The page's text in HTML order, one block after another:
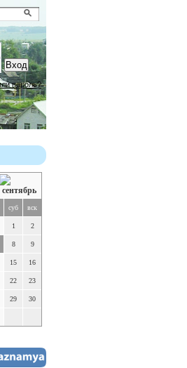
пароль?
суб вск
1 2
8 9
15 16
22 23
29 30